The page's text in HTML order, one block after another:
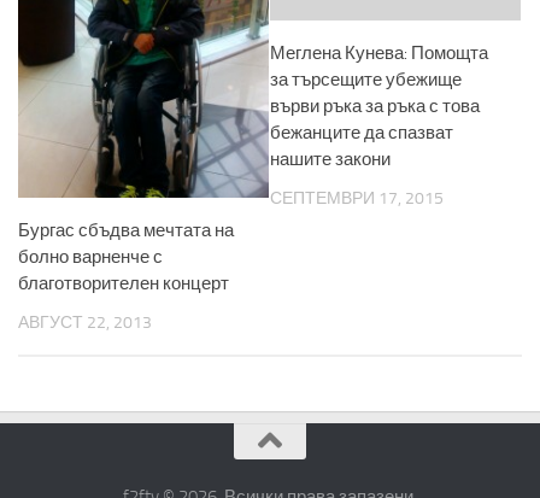
Бургас сбъдва мечтата на
болно варненче с
благотворителен концерт
АВГУСТ 22, 2013
Меглена Кунева: Помощта
за търсещите убежище
върви ръка за ръка с това
бежанците да спазват
нашите закони
СЕПТЕМВРИ 17, 2015